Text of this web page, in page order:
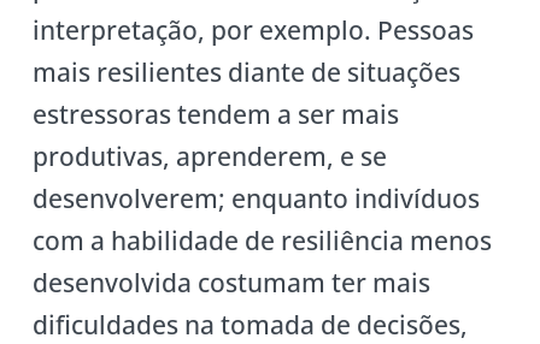
interpretação, por exemplo. Pessoas
mais resilientes diante de situações
estressoras tendem a ser mais
produtivas, aprenderem, e se
desenvolverem; enquanto indivíduos
com a habilidade de resiliência menos
desenvolvida costumam ter mais
dificuldades na tomada de decisões,